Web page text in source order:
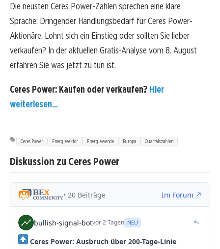
Die neusten Ceres Power-Zahlen sprechen eine klare
Sprache: Dringender Handlungsbedarf für Ceres Power-
Aktionäre. Lohnt sich ein Einstieg oder sollten Sie lieber
verkaufen? In der aktuellen Gratis-Analyse vom 8. August
erfahren Sie was jetzt zu tun ist.
Ceres Power: Kaufen oder verkaufen? Hier
weiterlesen...
Ceres Power Energiesektor Energiewende Europa Quartalszahlen
Diskussion zu Ceres Power